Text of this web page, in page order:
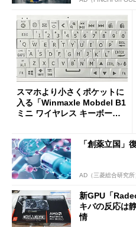
スマホより小さくポケットに
入る「Winmaxle Mobdel B1
ミニ ワイヤレス キーボー
「創薬立国」
AD（三菱総合研究所
新GPU「
キバの反応は
情